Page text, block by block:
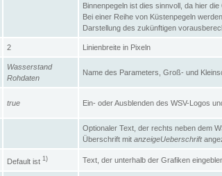
Binnenpegeln ist dies sinnvoll, da hier
Bei einer Reihe von Küstenpegeln
Darstellung des zukünftigen
2 Linienbreite in Pixeln
Wasserstand
Rohdaten
Name des Parameters, Groß- und
true Ein- oder Ausblenden des WSV-Logos
Optionaler Text, der rechts neben dem
Überschrift mit anzeigeUeberschrift
Default ist 1) Text, der unterhalb der Grafiken